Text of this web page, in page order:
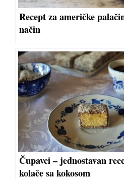
Recept za američke
način
Čupavci – jednostavan
kolače sa kokosom